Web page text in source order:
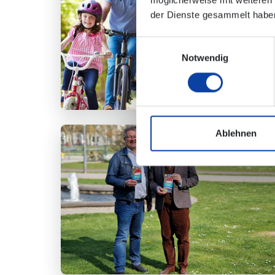
der Dienste gesammelt
Einwilligungsauswahl
Notwendig
Ablehnen